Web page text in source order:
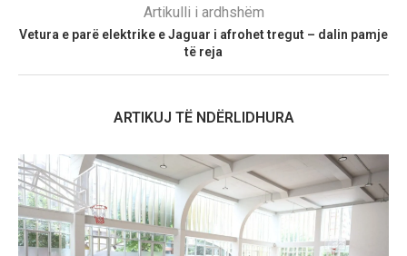
Artikulli i ardhshëm
Vetura e parë elektrike e Jaguar i afrohet tregut – dalin pamje
të reja
ARTIKUJ TË NDËRLIDHURA